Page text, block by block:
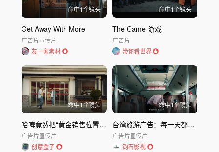
命中1个镜头
Get Away With More
广告片宣传片
友一家素材
命中1个镜头
The Game-游戏
广告片
带你看世界
命中1个镜头
哈啤竟然把“黄金销售位置”让给了对手？
广告片宣传片
创意盒子
命中1个镜头
台湾旅游广告：每一天都在准备好迎接你
广告片宣传片
钧石影视